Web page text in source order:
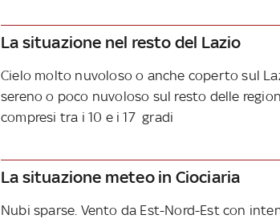
La situazione nel resto del Lazio
Cielo molto nuvoloso o anche coperto sul
sereno o poco nuvoloso sul resto delle
compresi tra i 10 e i 17 gradi
La situazione meteo in Ciociaria
Nubi sparse. Vento da Est-Nord-Est con